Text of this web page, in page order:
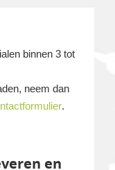
binnen 3 tot
neem dan
.
en